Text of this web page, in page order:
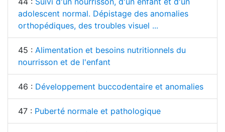
adolescent normal. Dépistage des anomalies
orthopédiques, des troubles visuel ...
45 : Alimentation et besoins nutritionnels du
nourrisson et de l'enfant
46 : Développement buccodentaire et anomalies
47 : Puberté normale et pathologique